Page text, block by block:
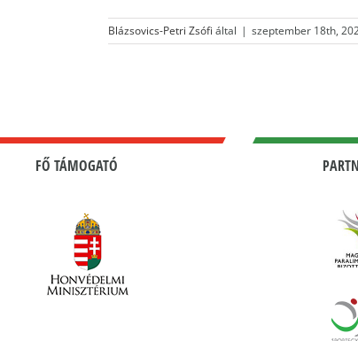
Blázsovics-Petri Zsófi által | szeptember 18th,
FŐ TÁMOGATÓ